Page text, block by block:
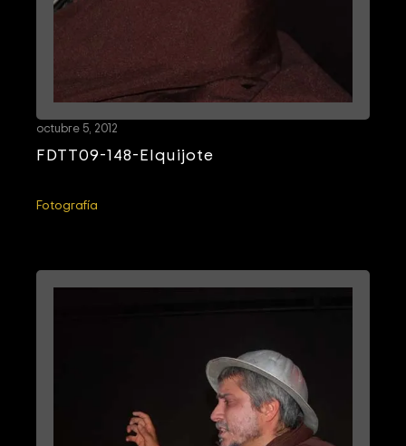
FDTT09-148-Elquijote
octubre 5, 2012
Fotografía